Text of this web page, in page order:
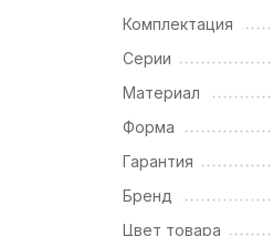
Комплектация
Серии
Материал
Форма
Гарантия
Бренд
Цвет товара